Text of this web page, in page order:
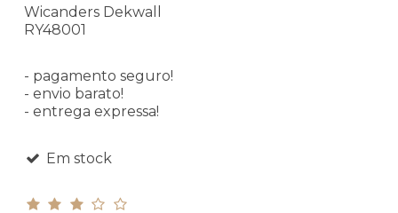
Wicanders Dekwall
RY48001
- pagamento seguro!
- envio barato!
- entrega expressa!
Em stock